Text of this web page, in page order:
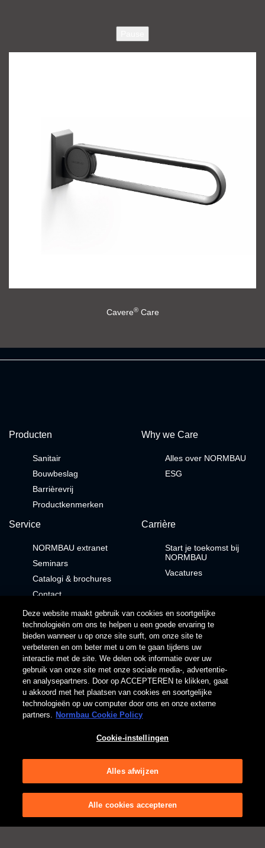
Cavere®Care
Producten
Sanitair
Bouwbeslag
Barrièrevrij
Productkenmerken
Why we Care
Alles over NORMBAU
ESG
Service
NORMBAU extranet
Seminars
Catalogi & brochures
Contact
Carrière
Start je toekomst bij
NORMBAU
Vacatures
Contact
Newsletter
Klantenservice
Buitendienst
Contactformulier
Download
Brochures
Catalogus
Productgegevens
Voorwaarden Privacyverklaring
Cookiemelding
Inkoopvoorwaarden
Afdruk
Gebruiksvoorwaarden
Responsible Disclosure
Supply Chain Due Diligence Act
Deze website maakt gebruik van cookies en soortgelijke
technologieën om ons te helpen u een goede ervaring te
bieden wanneer u op onze site surft, om onze site te
verbeteren en om beter met u om te gaan tijdens uw
interactie met de site. We delen ook informatie over uw
gebruik van onze site met onze sociale media-, advertentie-
en analysepartners. Door op ACCEPTEREN te klikken, gaat
u akkoord met het plaatsen van cookies en soortgelijke
technologieën op uw computer door ons en onze externe
partners. Normbau Cookie Policy
Cookie-instellingen
Alles afwijzen
Alle cookies accepteren